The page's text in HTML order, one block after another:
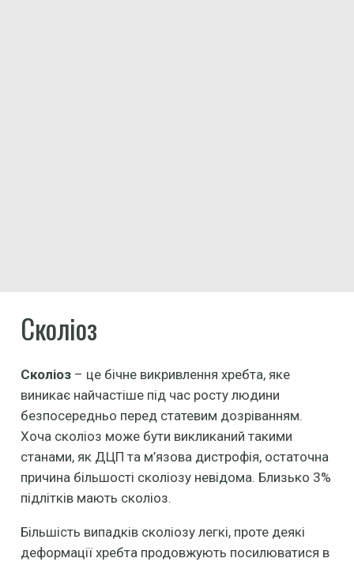
Сколіоз
Сколіоз– це бічне викривлення хребта, яке
виникає найчастіше під час росту людини
безпосередньо перед статевим дозріванням.
Хоча сколіоз може бути викликаний такими
станами, як ДЦП та м’язова дистрофія, остаточна
причина більшості сколіозу невідома. Близько 3%
підлітків мають сколіоз.
Більшість випадків сколіозу легкі, проте деякі
деформації хребта продовжують посилюватися в